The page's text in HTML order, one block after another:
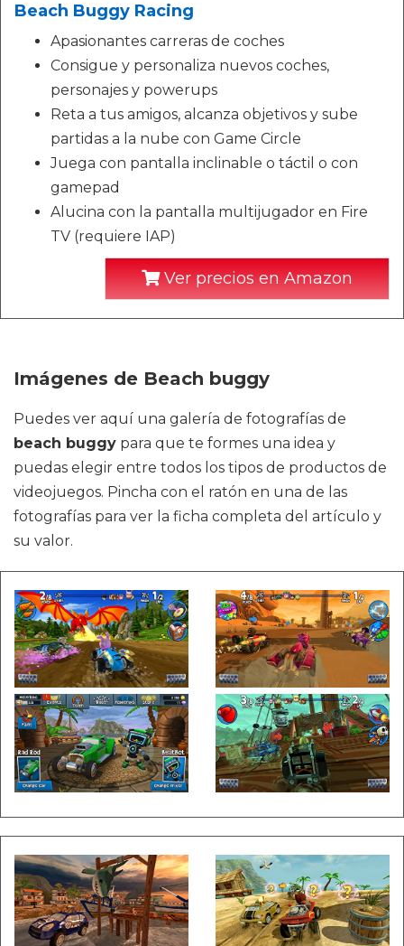
Beach Buggy Racing
Apasionantes carreras de coches
Consigue y personaliza nuevos coches,
personajes y powerups
Reta a tus amigos, alcanza objetivos y sube
partidas a la nube con Game Circle
Juega con pantalla inclinable o táctil o con
gamepad
Alucina con la pantalla multijugador en Fire
TV (requiere IAP)
Ver precios en Amazon
Imágenes de Beach buggy
Puedes ver aquí una galería de fotografías de
beach buggy para que te formes una idea y
puedas elegir entre todos los tipos de productos de
videojuegos. Pincha con el ratón en una de las
fotografías para ver la ficha completa del artículo y
su valor.